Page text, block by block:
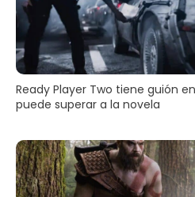
Ready Player Two tiene guión
puede superar a la novela